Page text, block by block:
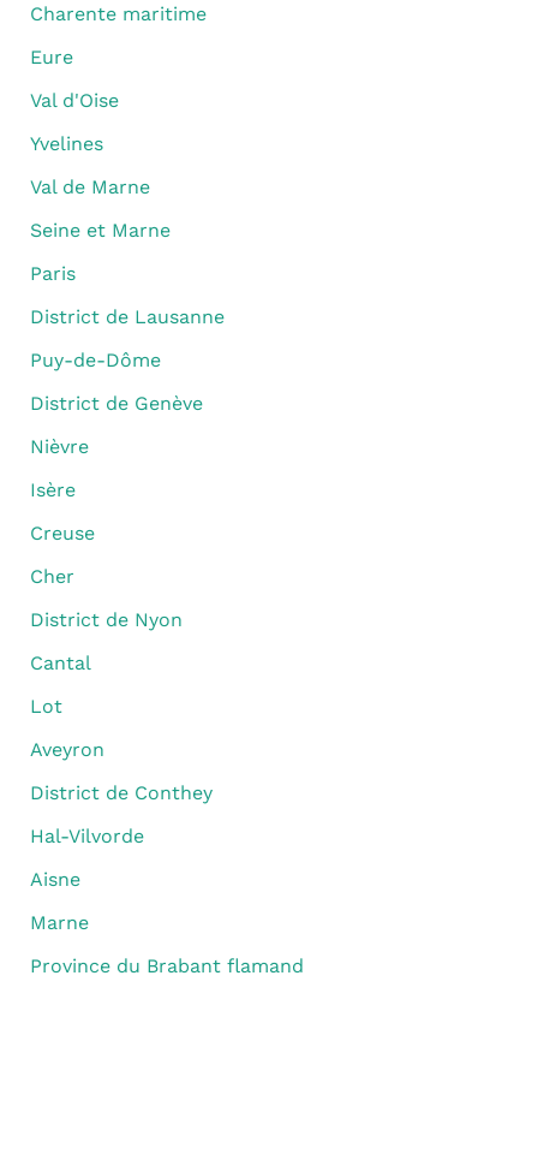
Charente maritime
Eure
Val d'Oise
Yvelines
Val de Marne
Seine et Marne
Paris
District de Lausanne
Puy-de-Dôme
District de Genève
Nièvre
Isère
Creuse
Cher
District de Nyon
Cantal
Lot
Aveyron
District de Conthey
Hal-Vilvorde
Aisne
Marne
Province du Brabant flamand